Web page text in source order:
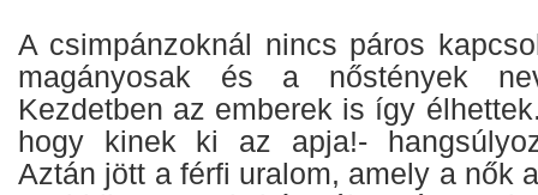
A csimpánzoknál nincs páros
magányosak és a nőstények
Kezdetben az emberek is így
hogy kinek ki az apja!-
Aztán jött a férfi uralom, amely a nők